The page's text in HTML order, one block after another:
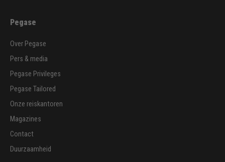
Pegase
Over Pegase
Pers & media
Pegase Privileges
Pegase Tailored
Onze reiskantoren
Magazines
Contact
Duurzaamheid